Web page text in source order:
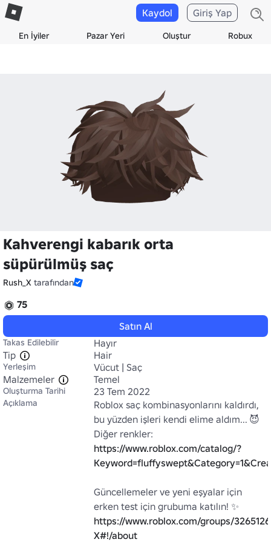
En İyiler Pazar Yeri Oluştur Robux
Kaydol Giriş Yap
Kahverengi kabarık orta
süpürülmüş saç
Rush_X tarafından
75
Satın Al
Takas Edilebilir
Hayır
Tip
Hair
Yerleşim
Vücut | Saç
Malzemeler
Temel
Oluşturma Tarihi 23 Tem 2022
Açıklama
Roblox saç kombinasyonlarını kaldırdı,
bu yüzden işleri kendi elime aldım... 😈
https://www.roblox.com/catalog/?
Güncellemeler ve yeni eşyalar için
https://www.roblox.com/groups/
X#!/about